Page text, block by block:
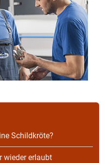
Schildkröte?
wieder erlaubt